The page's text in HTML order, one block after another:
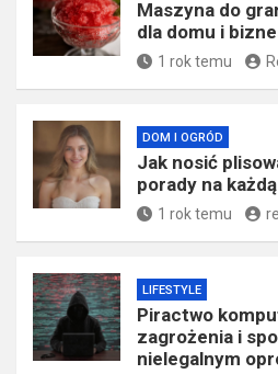
​Maszyna do
dla domu i
1 rok temu
DOM I OGRÓD
Jak nosić
porady na
1 rok temu
LIFESTYLE
Piractwo
zagrożenia i
nielegalnym